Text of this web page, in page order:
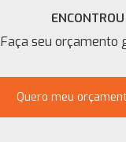
Faça seu orçamento
Quero meu